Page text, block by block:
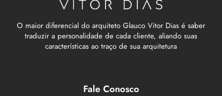
O maior diferencial do arquiteto Glauco Vitor Dias é saber
traduzir a personalidade de cada cliente, aliando suas
características ao traço de sua arquitetura
Fale Conosco